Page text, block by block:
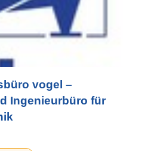
vogel –
Ingenieurbüro für